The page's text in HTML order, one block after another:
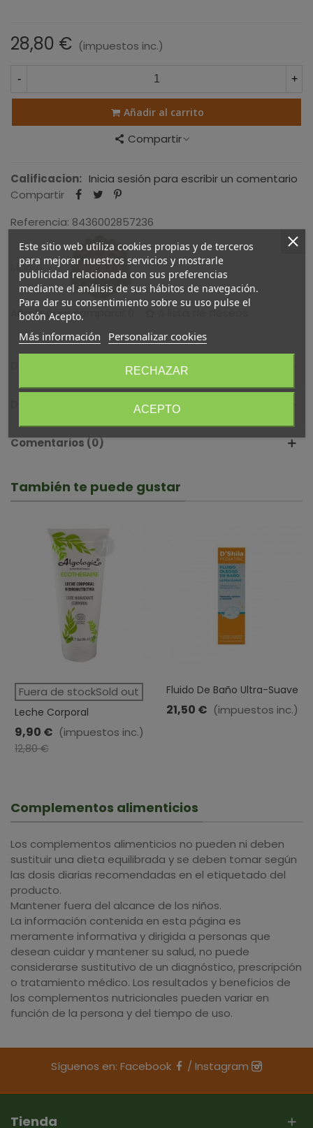
28,80 € (impuestos inc.)
- +
Añadir al carrito
Compartir
Calificacion: Inicia sesión para escribir un comentario
Compartir
Referencia: 8436002857236
Marca:
Añadir para comparar A lista de deseos
Comentarios (0)
También te puede gustar
Fuera de stockSold out
Leche Corporal
Hidronutritiva Ecotherapie ·
Algologie · 200 Ml
9,90 € (impuestos inc.)
12,80 €
Fluido De Baño Ultra-Suave
Pediatric · D´Shila · 200ml
21,50 € (impuestos inc.)
Complementos alimenticios
Los complementos alimenticios no pueden ni deben
sustituir una dieta equilibrada y se deben tomar según
las dosis diarias recomendadas en el etiquetado del
producto.
Mantener fuera del alcance de los niños.
La información contenida en esta página es
meramente informativa y dirigida a personas que
desean cuidar y mantener su salud, no puede
considerarse sustitutivo de un diagnóstico, prescripción
o tratamiento médico. Los resultados y beneficios de
los complementos nutricionales pueden variar en
función de la persona y del tiempo de uso.
Síguenos en: Facebook / Instagram
Este sitio web utiliza cookies propias y de terceros
para mejorar nuestros servicios y mostrarle
publicidad relacionada con sus preferencias
mediante el análisis de sus hábitos de navegación.
Para dar su consentimiento sobre su uso pulse el
botón Acepto.
Más información Personalizar cookies
RECHAZAR
ACEPTO
Tienda